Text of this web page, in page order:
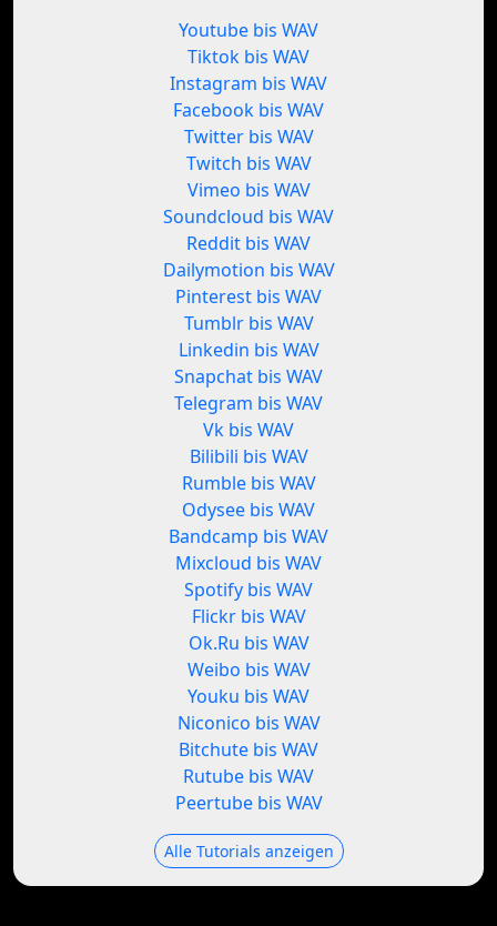
Youtube bis WAV
Tiktok bis WAV
Instagram bis WAV
Facebook bis WAV
Twitter bis WAV
Twitch bis WAV
Vimeo bis WAV
Soundcloud bis WAV
Reddit bis WAV
Dailymotion bis WAV
Pinterest bis WAV
Tumblr bis WAV
Linkedin bis WAV
Snapchat bis WAV
Telegram bis WAV
Vk bis WAV
Bilibili bis WAV
Rumble bis WAV
Odysee bis WAV
Bandcamp bis WAV
Mixcloud bis WAV
Spotify bis WAV
Flickr bis WAV
Ok.Ru bis WAV
Weibo bis WAV
Youku bis WAV
Niconico bis WAV
Bitchute bis WAV
Rutube bis WAV
Peertube bis WAV
Alle Tutorials anzeigen